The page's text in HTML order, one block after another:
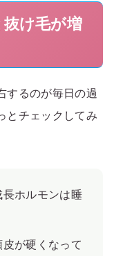
け毛が増
するのが毎日の過
とチェックしてみ
ホルモンは睡
が硬くなって